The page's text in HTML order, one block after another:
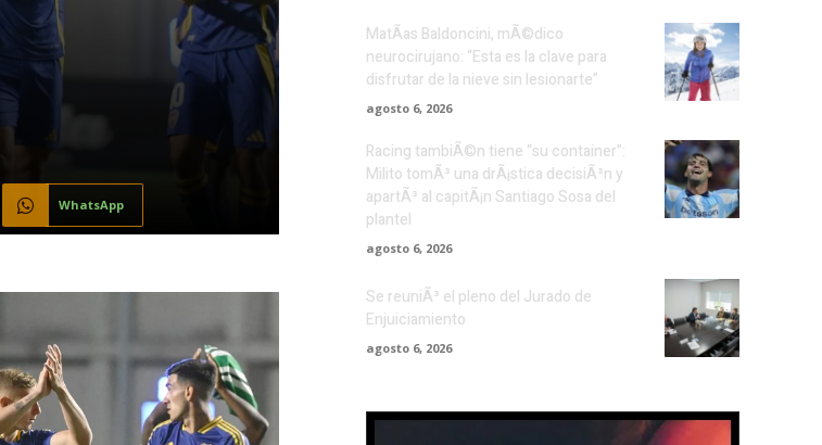
WhatsApp
MatÃ­as Baldoncini, mÃ©dico
neurocirujano: “Esta es la clave para
disfrutar de la nieve sin lesionarte”
agosto 6, 2026
Racing tambiÃ©n tiene “su container”:
Milito tomÃ³ una drÃ¡stica decisiÃ³n y
apartÃ³ al capitÃ¡n Santiago Sosa del
plantel
agosto 6, 2026
Se reuniÃ³ el pleno del Jurado de
Enjuiciamiento
agosto 6, 2026